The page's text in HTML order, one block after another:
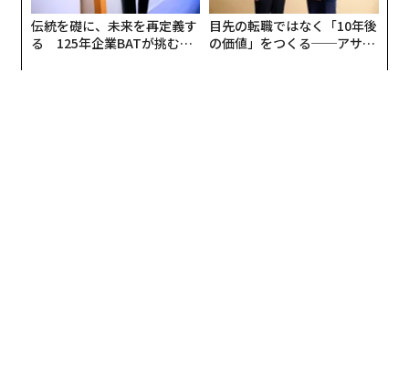
伝統を礎に、未来を再定義す
る 125年企業BATが挑むス
目先の転職ではなく「10年後
の価値」をつくる──アサイ